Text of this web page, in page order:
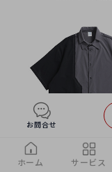
お問合せ
ホーム サービス